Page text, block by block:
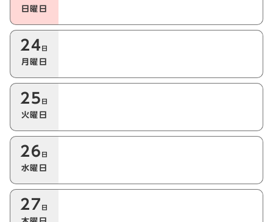
日曜日
24 日
月曜日
25 日
火曜日
26 日
水曜日
27 日